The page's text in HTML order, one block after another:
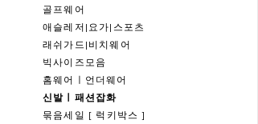
골프웨어
애슬레저|요가|스포츠
래쉬가드|비치웨어
빅사이즈모음
홈웨어ㅣ언더웨어
신발ㅣ패션잡화
묶음세일 [ 럭키박스 ]